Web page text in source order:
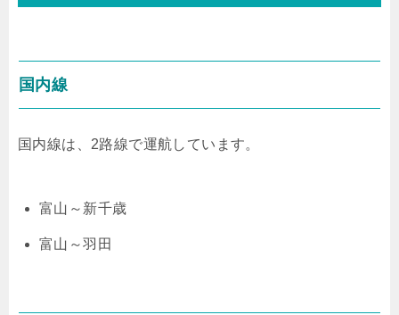
国内線
国内線は、2路線で運航しています。
富山～新千歳
富山～羽田